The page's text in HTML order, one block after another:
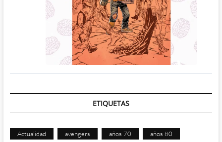
ETIQUETAS
Actualidad avengers años 70 años 80